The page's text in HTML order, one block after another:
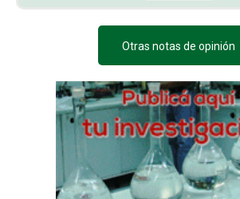
Otras notas de opinión